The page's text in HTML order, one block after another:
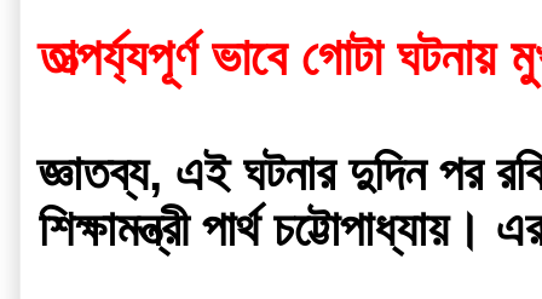
তাত্পর্য্যপূর্ণ ভাবে গোটা
জ্ঞাতব্য, এই ঘটনার দুদিন পর
শিক্ষামন্ত্রী পার্থ